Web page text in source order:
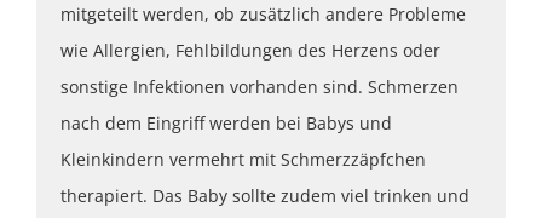
mitgeteilt werden, ob zusätzlich andere Probleme
wie Allergien, Fehlbildungen des Herzens oder
sonstige Infektionen vorhanden sind. Schmerzen
nach dem Eingriff werden bei Babys und
Kleinkindern vermehrt mit Schmerzzäpfchen
therapiert. Das Baby sollte zudem viel trinken und